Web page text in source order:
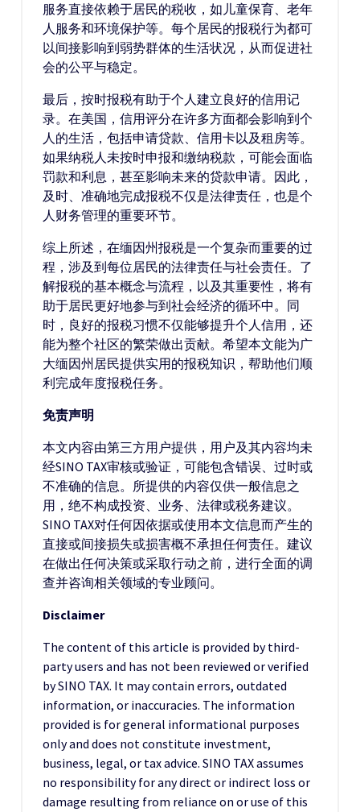
服务直接依赖于居民的税收，如儿童保育、老年
人服务和环境保护等。每个居民的报税行为都可
以间接影响到弱势群体的生活状况，从而促进社
会的公平与稳定。
最后，按时报税有助于个人建立良好的信用记
录。在美国，信用评分在许多方面都会影响到个
人的生活，包括申请贷款、信用卡以及租房等。
如果纳税人未按时申报和缴纳税款，可能会面临
罚款和利息，甚至影响未来的贷款申请。因此，
及时、准确地完成报税不仅是法律责任，也是个
人财务管理的重要环节。
综上所述，在缅因州报税是一个复杂而重要的过
程，涉及到每位居民的法律责任与社会责任。了
解报税的基本概念与流程，以及其重要性，将有
助于居民更好地参与到社会经济的循环中。同
时，良好的报税习惯不仅能够提升个人信用，还
能为整个社区的繁荣做出贡献。希望本文能为广
大缅因州居民提供实用的报税知识，帮助他们顺
利完成年度报税任务。
免责声明
本文内容由第三方用户提供，用户及其内容均未
经SINO TAX审核或验证，可能包含错误、过时或
不准确的信息。所提供的内容仅供一般信息之
用，绝不构成投资、业务、法律或税务建议。
SINO TAX对任何因依据或使用本文信息而产生的
直接或间接损失或损害概不承担任何责任。建议
在做出任何决策或采取行动之前，进行全面的调
查并咨询相关领域的专业顾问。
Disclaimer
The content of this article is provided by third-
party users and has not been reviewed or verified
by SINO TAX. It may contain errors, outdated
information, or inaccuracies. The information
provided is for general informational purposes
only and does not constitute investment,
business, legal, or tax advice. SINO TAX assumes
no responsibility for any direct or indirect loss or
damage resulting from reliance on or use of this